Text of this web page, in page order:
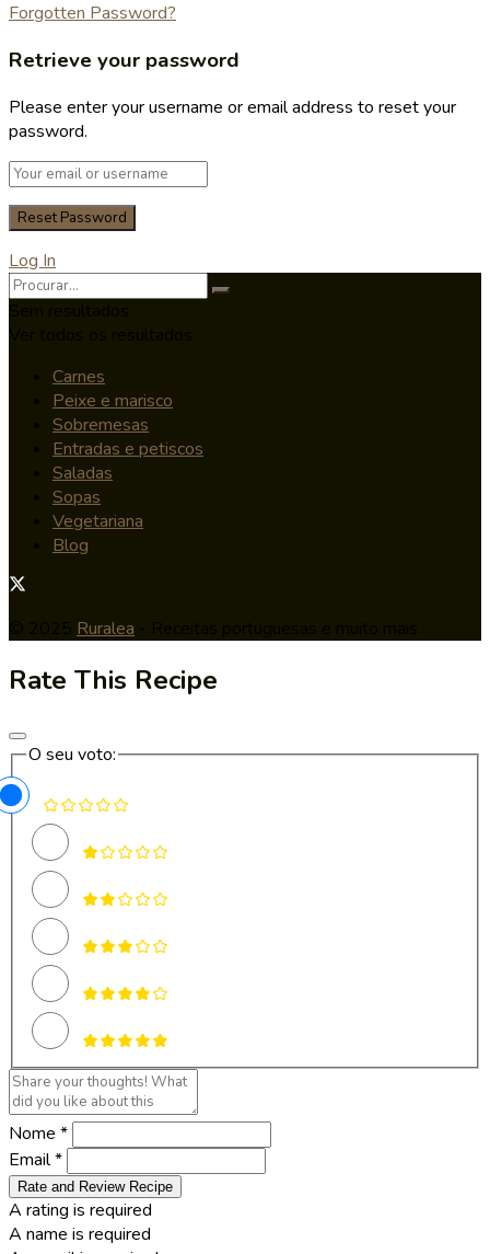
Forgotten Password?
Retrieve your password
Please enter your username or email address to reset your
password.
Log In
Carnes
Peixe e marisco
Sobremesas
Entradas e petiscos
Saladas
Sopas
Vegetariana
Blog
Ruralea
Rate This Recipe
O seu voto:
Nome *
Email *
Rate and Review Recipe
A rating is required
A name is required